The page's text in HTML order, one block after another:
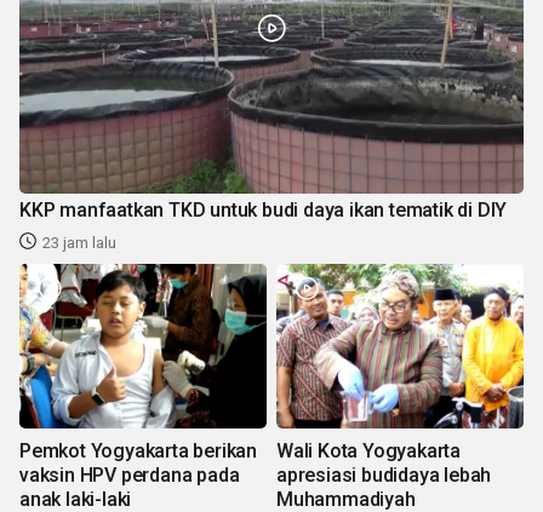
KKP manfaatkan TKD untuk budi daya ikan tematik di DIY
23 jam lalu
Pemkot Yogyakarta berikan
vaksin HPV perdana pada
anak laki-laki
Wali Kota Yogyakarta
apresiasi budidaya lebah
Muhammadiyah